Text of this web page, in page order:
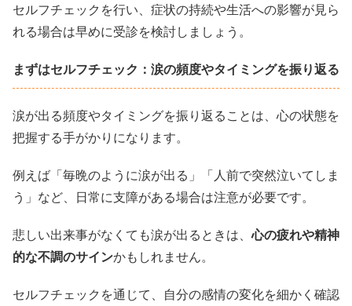
セルフチェックを行い、症状の持続や生活への影響が見ら
れる場合は早めに受診を検討しましょう。
まずはセルフチェック：涙の頻度やタイミングを振り返る
涙が出る頻度やタイミングを振り返ることは、心の状態を
把握する手がかりになります。
例えば「毎晩のように涙が出る」「人前で突然泣いてしま
う」など、日常に支障がある場合は注意が必要です。
悲しい出来事がなくても涙が出るときは、心の疲れや精神
的な不調のサインかもしれません。
セルフチェックを通じて、自分の感情の変化を細かく確認